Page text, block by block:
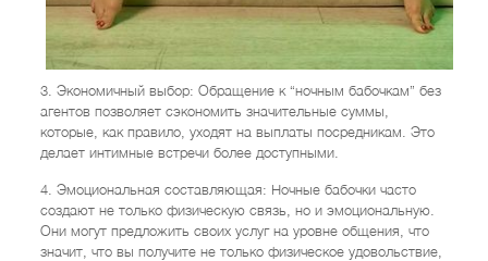
3. Экономичный выбор: Обращение к “ночным бабочкам” без
агентов позволяет сэкономить значительные суммы,
которые, как правило, уходят на выплаты посредникам. Это
делает интимные встречи более доступными.
4. Эмоциональная составляющая: Ночные бабочки часто
создают не только физическую связь, но и эмоциональную.
Они могут предложить своих услуг на уровне общения, что
значит, что вы получите не только физическое удовольствие,